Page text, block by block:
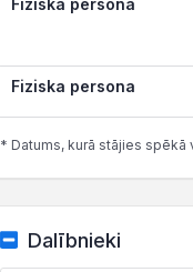
Fiziska persona
Fiziska persona
* Datums, kurā stājies spēkā
Dalībnieki